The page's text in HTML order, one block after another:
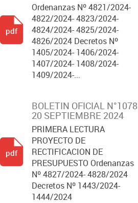
Ordenanzas Nº 4821/2024-
4822/2024- 4823/2024-
4824/2024- 4825/2024-
4826/2024 Decretos Nº
1405/2024- 1406/2024-
1407/2024- 1408/2024-
1409/2024-...
pdf
BOLETIN OFICIAL N°1078
20 SEPTIEMBRE 2024
PRIMERA LECTURA
PROYECTO DE
RECTIFICACION DE
PRESUPUESTO Ordenanzas
Nº 4827/2024- 4828/2024
Decretos Nº 1443/2024-
1444/2024
pdf